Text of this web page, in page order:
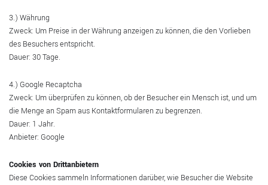
3.) Währung
Zweck: Um Preise in der Währung anzeigen zu können, die den Vorlieben
des Besuchers entspricht.
Dauer: 30 Tage.
4.) Google Recaptcha
Zweck: Um überprüfen zu können, ob der Besucher ein Mensch ist, und um
die Menge an Spam aus Kontaktformularen zu begrenzen.
Dauer: 1 Jahr.
Anbieter: Google
Cookies von Drittanbietern
Diese Cookies sammeln Informationen darüber, wie Besucher die Website